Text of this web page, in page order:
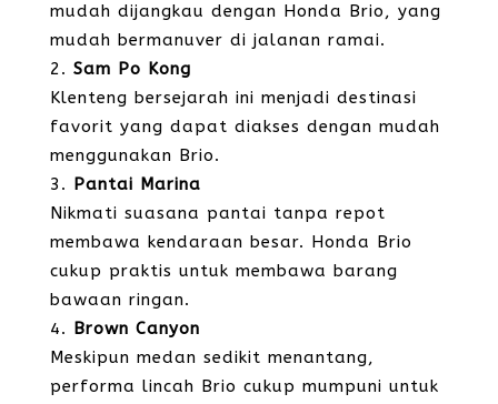
mudah dijangkau dengan Honda Brio, yang
mudah bermanuver di jalanan ramai.
Sam Po Kong
Klenteng bersejarah ini menjadi destinasi
favorit yang dapat diakses dengan mudah
menggunakan Brio.
Pantai Marina
Nikmati suasana pantai tanpa repot
membawa kendaraan besar. Honda Brio
cukup praktis untuk membawa barang
bawaan ringan.
Brown Canyon
Meskipun medan sedikit menantang,
performa lincah Brio cukup mumpuni untuk